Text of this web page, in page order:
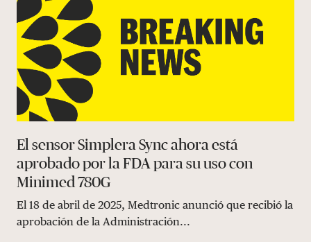
El sensor Simplera Sync ahora está
aprobado por la FDA para su uso con
Minimed 780G
El 18 de abril de 2025, Medtronic anunció que recibió la
aprobación de la Administración...